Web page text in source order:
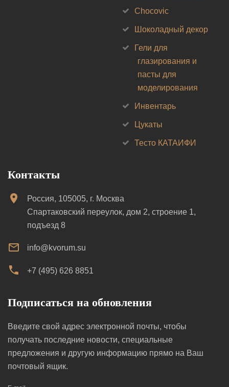
Chocovic
Шоколадный декор
Гели для
глазирования и
пасты для
моделирования
Инвентарь
Цукаты
Тесто КАТАИФИ
Контакты
Россия, 105005, г. Москва
Спартаковский переулок, дом 2, строение 1,
подъезд 8
info@kvorum.su
+7 (495) 626 8851
Подписаться на обновления
Введите свой адрес электронной почты, чтобы
получать последние новости, специальные
предложения и другую информацию прямо на Ваш
почтовый ящик.